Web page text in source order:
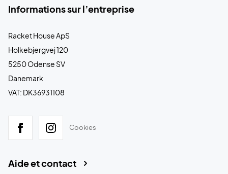
Informations sur l’entreprise
Racket House ApS
Holkebjergvej 120
5250 Odense SV
Danemark
VAT: DK36931108
Cookies
Aide et contact